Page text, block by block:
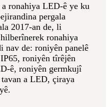
ronahiya LED-ê ye ku
pergala
2017-an de, li
ronahiya
nav de: roniyên panelê
roniyên tîrêjên
ê, roniyên germkujî
a LED, çiraya